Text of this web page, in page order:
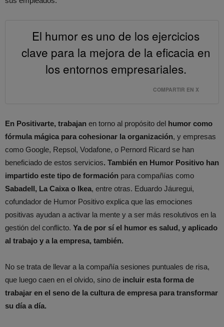
El humor es uno de los ejercicios
clave para la mejora de la eficacia en
los entornos empresariales.
COMPARTIR EN X
En Positivarte, trabajan en torno al propósito del humor como
fórmula mágica para cohesionar la organización, y empresas
como Google, Repsol, Vodafone, o Pernord Ricard se han
beneficiado de estos servicios. También en Humor Positivo han
impartido este tipo de formación para compañías como
Sabadell, La Caixa o Ikea, entre otras. Eduardo Jáuregui,
cofundador de Humor Positivo explica que las emociones
positivas ayudan a activar la mente y a ser más resolutivos en la
gestión del conflicto. Ya de por sí el humor es salud, y aplicado
al trabajo y a la empresa, también.
No se trata de llevar a la compañía sesiones puntuales de risa,
que luego caen en el olvido, sino de incluir esta forma de
trabajar en el seno de la cultura de empresa para transformar
su día a día.